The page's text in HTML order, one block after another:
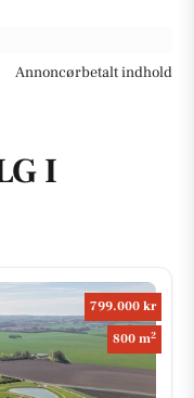
Annoncørbetalt indhold
I
799.000 kr
800 m2